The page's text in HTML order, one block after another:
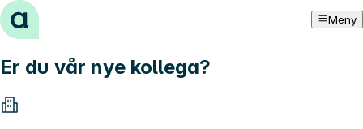
Hopp til innhold Meny
Er du vår nye kollega?